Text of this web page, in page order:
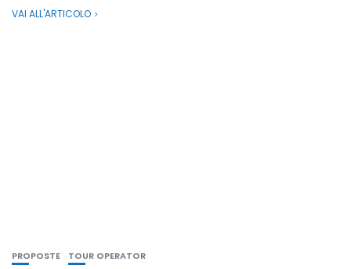
VAI ALL'ARTICOLO
PROPOSTE TOUR OPERATOR